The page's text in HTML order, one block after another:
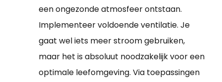
een ongezonde atmosfeer ontstaan.
Implementeer voldoende ventilatie. Je
gaat wel iets meer stroom gebruiken,
maar het is absoluut noodzakelijk voor een
optimale leefomgeving. Via toepassingen